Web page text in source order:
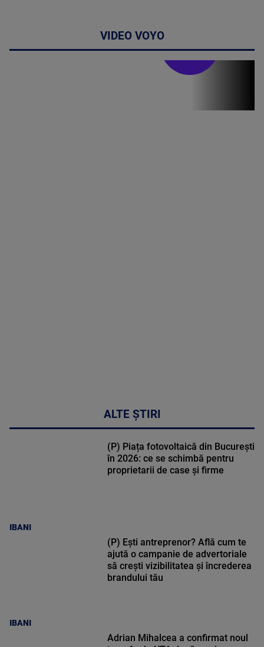
VIDEO VOYO
ALTE ȘTIRI
IBANI
(P) Piața fotovoltaică din București
în 2026: ce se schimbă pentru
proprietarii de case și firme
IBANI
(P) Ești antreprenor? Află cum te
ajută o campanie de advertoriale
să crești vizibilitatea și încrederea
brandului tău
Adrian Mihalcea a confirmat noul